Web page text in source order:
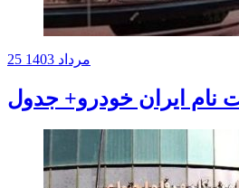
25 مرداد 1403
نام ایران خودرو+ جدول